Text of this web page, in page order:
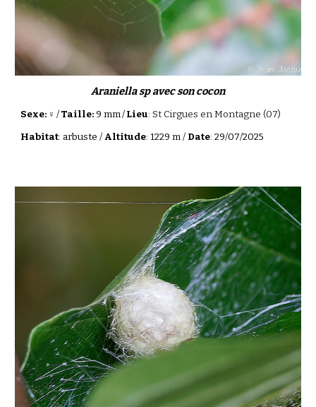
Araniellasp avec son cocon
Sexe: ♀/Taille:9 mm/Lieu:St Cirgues en Montagne (07)
Habitat: arbuste / Altitude: 1229 m / Date:29/07/2025